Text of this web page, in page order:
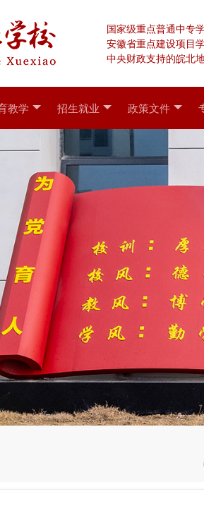
国家级重点普通中专
安徽省重点建设项目
中央财政支持的皖北
教学 招生就业 政策文件